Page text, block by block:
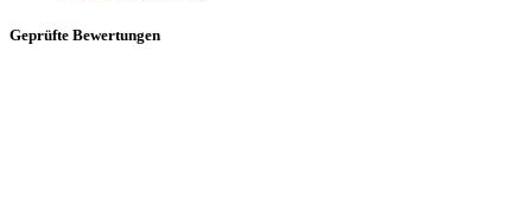
Geprüfte Bewertungen